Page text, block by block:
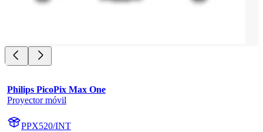
Philips PicoPix Max One
Proyector móvil
PPX520/INT